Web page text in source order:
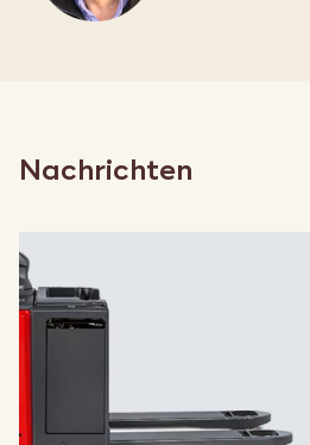
Nachrichten